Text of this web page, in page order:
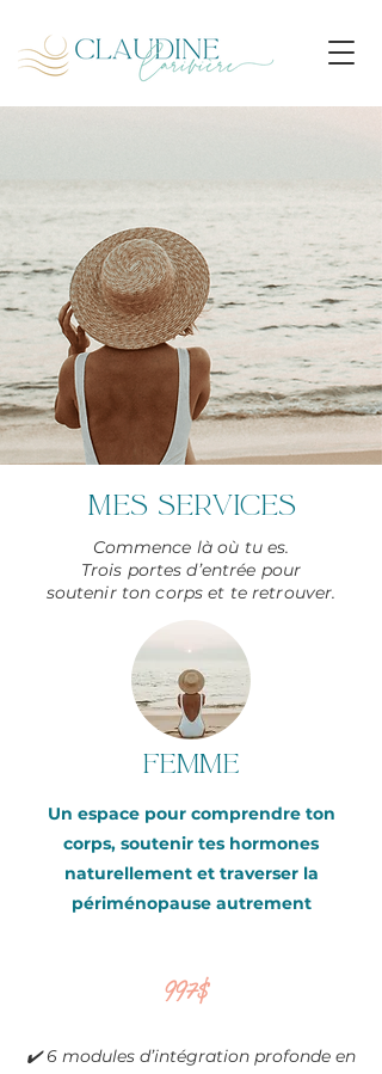
mes services
Commence là où tu es.
Trois portes d’entrée pour
soutenir ton corps et te retrouver.
femme
Un espace pour comprendre ton
corps, soutenir tes hormones
naturellement et traverser la
périménopause autrement
997$
✔️ 6 modules d’intégration profonde en